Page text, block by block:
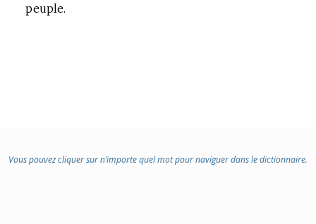
peuple.
Vous pouvez cliquer sur n’importe quel mot pour naviguer dans le dictionnaire.